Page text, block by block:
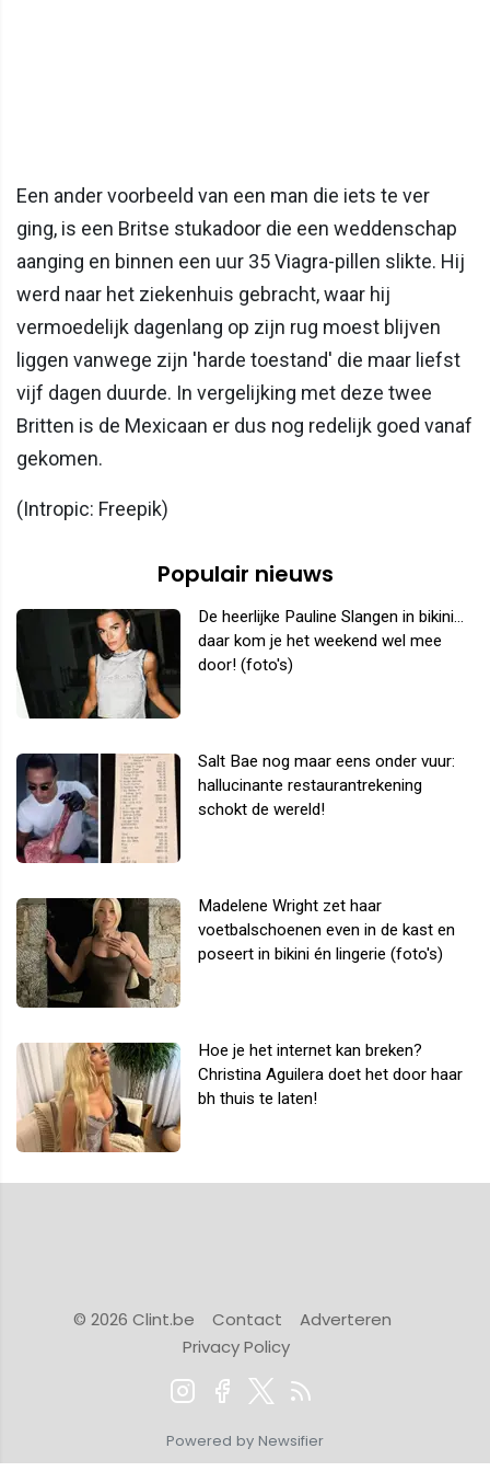
Een ander voorbeeld van een man die iets te ver
ging, is een Britse stukadoor die een weddenschap
aanging en binnen een uur 35 Viagra-pillen slikte. Hij
werd naar het ziekenhuis gebracht, waar hij
vermoedelijk dagenlang op zijn rug moest blijven
liggen vanwege zijn 'harde toestand' die maar liefst
vijf dagen duurde. In vergelijking met deze twee
Britten is de Mexicaan er dus nog redelijk goed vanaf
gekomen.
(Intropic: Freepik)
Populair nieuws
De heerlijke Pauline Slangen in bikini...
daar kom je het weekend wel mee
door! (foto's)
Salt Bae nog maar eens onder vuur:
hallucinante restaurantrekening
schokt de wereld!
Madelene Wright zet haar
voetbalschoenen even in de kast en
poseert in bikini én lingerie (foto's)
Hoe je het internet kan breken?
Christina Aguilera doet het door haar
bh thuis te laten!
© 2026 Clint.be Contact
Adverteren
Privacy Policy
Powered by Newsifier